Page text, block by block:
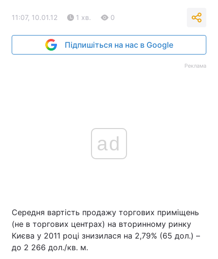
11:07, 10.01.12 1 хв. 0
Підпишіться на нас в Google
Реклама
ad
Середня вартість продажу торгових приміщень
(не в торгових центрах) на вторинному ринку
Києва у 2011 році знизилася на 2,79% (65 дол.) –
до 2 266 дол./кв. м.